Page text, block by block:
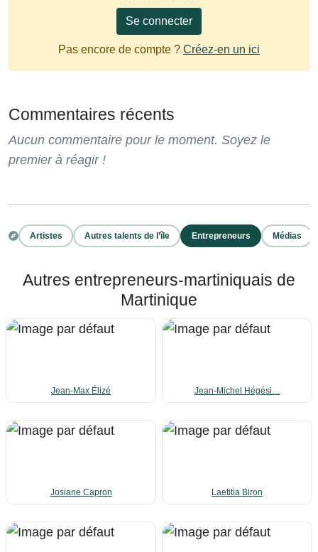
Se connecter
Pas encore de compte ? Créez-en un ici
Commentaires récents
Aucun commentaire pour le moment. Soyez le
premier à réagir !
Artistes Autres talents de l’île Entrepreneurs Médias
Autres entrepreneurs-martiniquais de
Martinique
Jean-Max Élizé Jean-Michel Hégési…
Josiane Capron Laetitia Biron